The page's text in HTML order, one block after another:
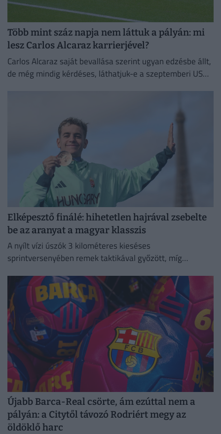
Több mint száz napja nem láttuk a pályán: mi
lesz Carlos Alcaraz karrierjével?
Carlos Alcaraz saját bevallása szerint ugyan edzésbe állt,
de még mindig kérdéses, láthatjuk-e a szeptemberi US
Elképesztő finálé: hihetetlen hajrával zsebelte
be az aranyat a magyar klasszis
A nyílt vízi úszók 3 kilométeres kieséses
sprintversenyében remek taktikával győzött, míg
Újabb Barca-Real csörte, ám ezúttal nem a
pályán: a Citytől távozó Rodriért megy az
öldöklő harc